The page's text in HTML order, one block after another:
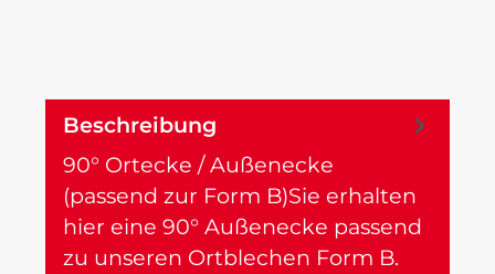
Beschreibung
90° Ortecke / Außenecke
(passend zur Form B)Sie erhalten
hier eine 90° Außenecke passend
zu unseren Ortblechen Form B.